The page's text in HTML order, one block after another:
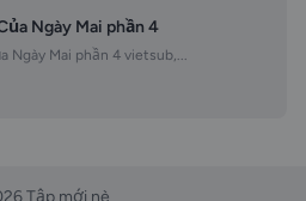
Ngày Mai phần 4
Ngày Mai phần 4 vietsub,...
Tập mới nè